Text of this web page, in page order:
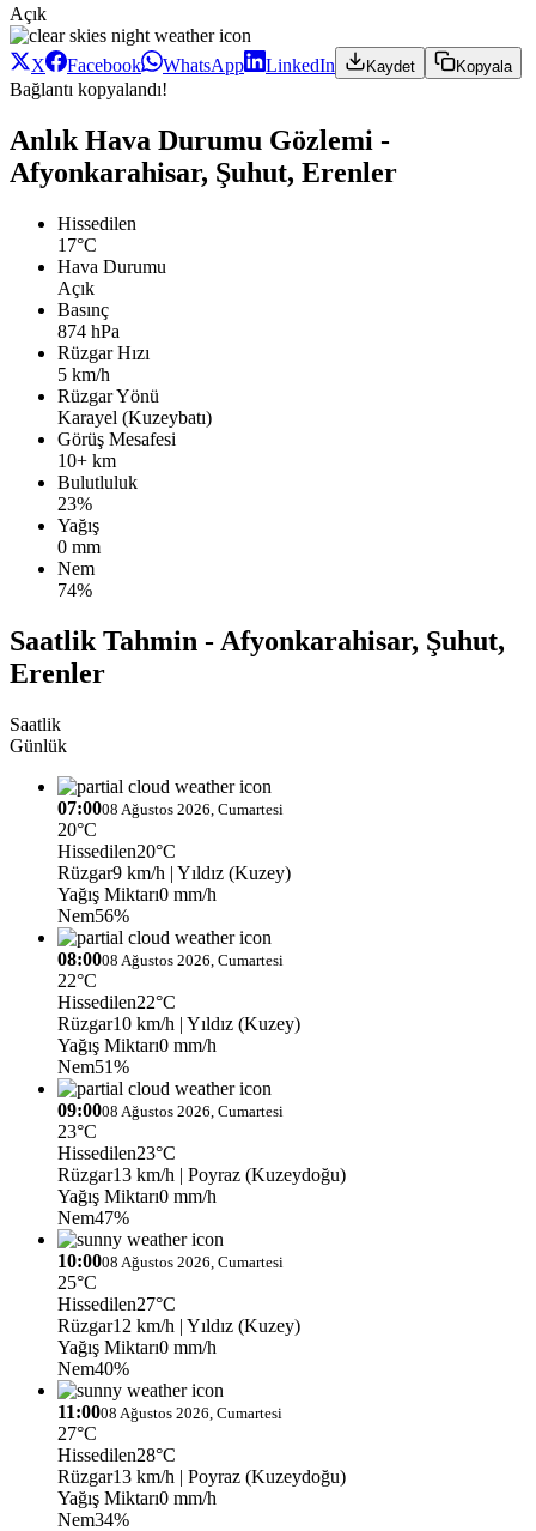
Açık
X Facebook WhatsApp LinkedIn Kaydet Kopyala
Bağlantı kopyalandı!
Anlık Hava Durumu Gözlemi -
Afyonkarahisar, Şuhut, Erenler
Hissedilen
17°C
Hava Durumu
Açık
Basınç
874 hPa
Rüzgar Hızı
5 km/h
Rüzgar Yönü
Karayel (Kuzeybatı)
Görüş Mesafesi
10+ km
Bulutluluk
23%
Yağış
0 mm
Nem
74%
Saatlik Tahmin - Afyonkarahisar, Şuhut,
Erenler
Saatlik
Günlük
07:0008 Ağustos 2026, Cumartesi
20°C
Hissedilen20°C
Rüzgar9 km/h | Yıldız (Kuzey)
Yağış Miktarı0 mm/h
Nem56%
08:0008 Ağustos 2026, Cumartesi
22°C
Hissedilen22°C
Rüzgar10 km/h | Yıldız (Kuzey)
Yağış Miktarı0 mm/h
Nem51%
09:0008 Ağustos 2026, Cumartesi
23°C
Hissedilen23°C
Rüzgar13 km/h | Poyraz (Kuzeydoğu)
Yağış Miktarı0 mm/h
Nem47%
10:0008 Ağustos 2026, Cumartesi
25°C
Hissedilen27°C
Rüzgar12 km/h | Yıldız (Kuzey)
Yağış Miktarı0 mm/h
Nem40%
11:0008 Ağustos 2026, Cumartesi
27°C
Hissedilen28°C
Rüzgar13 km/h | Poyraz (Kuzeydoğu)
Yağış Miktarı0 mm/h
Nem34%